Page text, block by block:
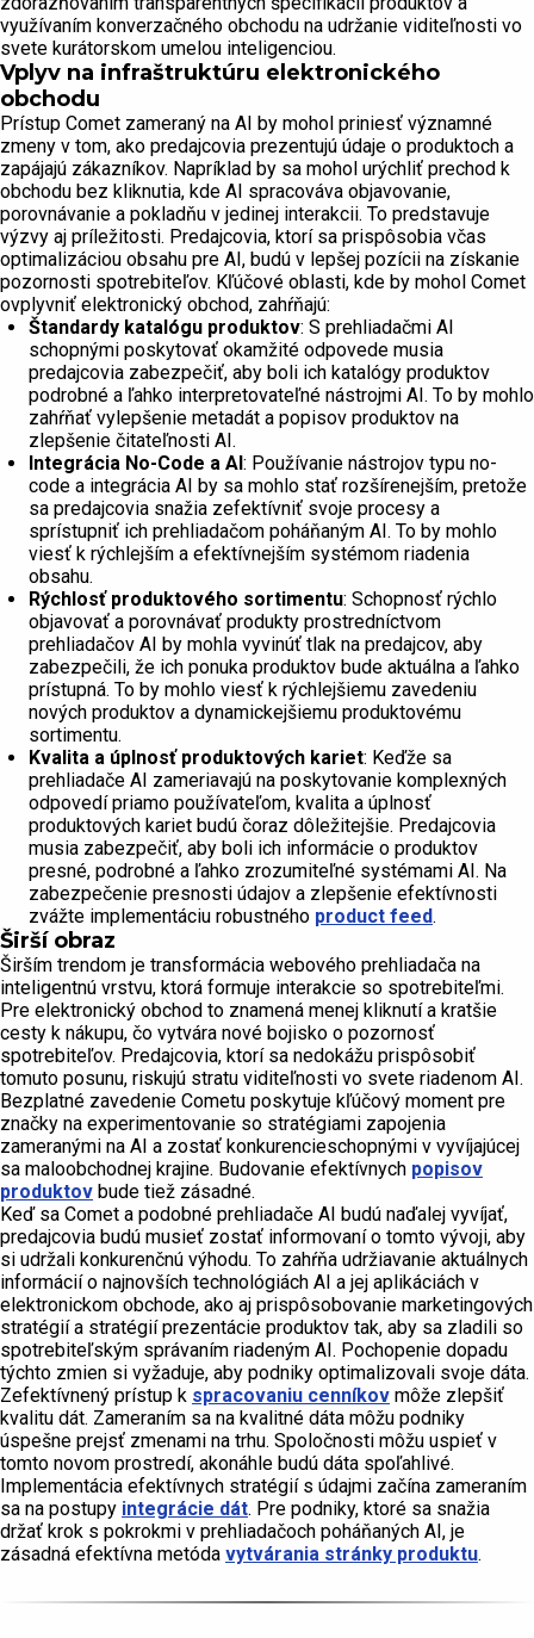
využívaním konverzačného obchodu na udržanie viditeľnosti vo
svete kurátorskom umelou inteligenciou.
Vplyv na infraštruktúru elektronického
obchodu
Prístup Comet zameraný na AI by mohol priniesť významné
zmeny v tom, ako predajcovia prezentujú údaje o produktoch a
zapájajú zákazníkov. Napríklad by sa mohol urýchliť prechod k
obchodu bez kliknutia, kde AI spracováva objavovanie,
porovnávanie a pokladňu v jedinej interakcii. To predstavuje
výzvy aj príležitosti. Predajcovia, ktorí sa prispôsobia včas
optimalizáciou obsahu pre AI, budú v lepšej pozícii na získanie
pozornosti spotrebiteľov. Kľúčové oblasti, kde by mohol Comet
ovplyvniť elektronický obchod, zahŕňajú:
Štandardy katalógu produktov: S prehliadačmi AI
schopnými poskytovať okamžité odpovede musia
predajcovia zabezpečiť, aby boli ich katalógy produktov
podrobné a ľahko interpretovateľné nástrojmi AI. To by mohlo
zahŕňať vylepšenie metadát a popisov produktov na
zlepšenie čitateľnosti AI.
Integrácia No-Code a AI : Používanie nástrojov typu no-
code a integrácia AI by sa mohlo stať rozšírenejším, pretože
sa predajcovia snažia zefektívniť svoje procesy a
sprístupniť ich prehliadačom poháňaným AI. To by mohlo
viesť k rýchlejším a efektívnejším systémom riadenia
obsahu.
Rýchlosť produktového sortimentu: Schopnosť rýchlo
objavovať a porovnávať produkty prostredníctvom
prehliadačov AI by mohla vyvinúť tlak na predajcov, aby
zabezpečili, že ich ponuka produktov bude aktuálna a ľahko
prístupná. To by mohlo viesť k rýchlejšiemu zavedeniu
nových produktov a dynamickejšiemu produktovému
sortimentu.
Kvalita a úplnosť produktových kariet: Keďže sa
prehliadače AI zameriavajú na poskytovanie komplexných
odpovedí priamo používateľom, kvalita a úplnosť
produktových kariet budú čoraz dôležitejšie. Predajcovia
musia zabezpečiť, aby boli ich informácie o produktov
presné, podrobné a ľahko zrozumiteľné systémami AI. Na
zabezpečenie presnosti údajov a zlepšenie efektívnosti
zvážte implementáciu robustného product feed.
Širší obraz
Širším trendom je transformácia webového prehliadača na
inteligentnú vrstvu, ktorá formuje interakcie so spotrebiteľmi.
Pre elektronický obchod to znamená menej kliknutí a kratšie
cesty k nákupu, čo vytvára nové bojisko o pozornosť
spotrebiteľov. Predajcovia, ktorí sa nedokážu prispôsobiť
tomuto posunu, riskujú stratu viditeľnosti vo svete riadenom AI.
Bezplatné zavedenie Cometu poskytuje kľúčový moment pre
značky na experimentovanie so stratégiami zapojenia
zameranými na AI a zostať konkurencieschopnými v vyvíjajúcej
sa maloobchodnej krajine. Budovanie efektívnych popisov
produktov bude tiež zásadné.
Keď sa Comet a podobné prehliadače AI budú naďalej vyvíjať,
predajcovia budú musieť zostať informovaní o tomto vývoji, aby
si udržali konkurenčnú výhodu. To zahŕňa udržiavanie aktuálnych
informácií o najnovších technológiách AI a jej aplikáciách v
elektronickom obchode, ako aj prispôsobovanie marketingových
stratégií a stratégií prezentácie produktov tak, aby sa zladili so
spotrebiteľským správaním riadeným AI. Pochopenie dopadu
týchto zmien si vyžaduje, aby podniky optimalizovali svoje dáta.
Zefektívnený prístup k spracovaniu cenníkov môže zlepšiť
kvalitu dát. Zameraním sa na kvalitné dáta môžu podniky
úspešne prejsť zmenami na trhu. Spoločnosti môžu uspieť v
tomto novom prostredí, akonáhle budú dáta spoľahlivé.
Implementácia efektívnych stratégií s údajmi začína zameraním
sa na postupy integrácie dát. Pre podniky, ktoré sa snažia
držať krok s pokrokmi v prehliadačoch poháňaných AI, je
zásadná efektívna metóda vytvárania stránky produktu.